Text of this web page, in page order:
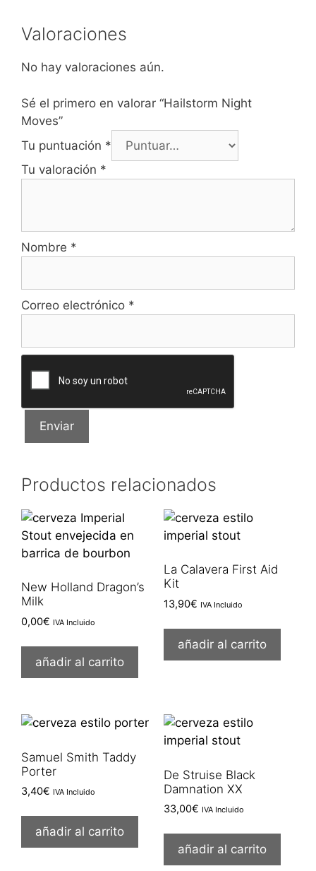
Valoraciones
No hay valoraciones aún.
Sé el primero en valorar “Hailstorm Night
Moves”
Tu puntuación *
Tu valoración *
Nombre *
Correo electrónico *
Productos relacionados
New Holland Dragon’s
Milk
0,00€ IVA Incluido
añadir al carrito
La Calavera First Aid
Kit
13,90€ IVA Incluido
añadir al carrito
Samuel Smith Taddy
Porter
3,40€ IVA Incluido
añadir al carrito
De Struise Black
Damnation XX
33,00€ IVA Incluido
añadir al carrito